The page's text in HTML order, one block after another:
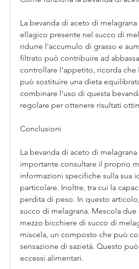
La bevanda di aceto di
ellagico presente nel succo di
ridurre l'accumulo di grasso e
filtrato può contribuire ad
controllare l'appetito, ricorda che
può sostituire una dieta
combinare l'uso di questa
regolare per ottenere risultati
Conclusioni
La bevanda di aceto di
importante consultare il proprio
informazioni specifiche sulla sua
particolare. Inoltre, tra cui la
perdita di peso. In questo
succo di melagrana. Mescola
mezzo bicchiere di succo di
miscela, un composto che può
sensazione di sazietà. Questo
eccessi alimentari.